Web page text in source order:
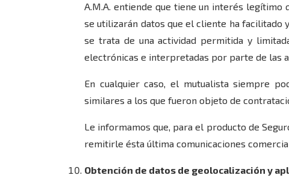
A.M.A. entiende que tiene un interés
se utilizarán datos que el cliente ha facilitado
se trata de una actividad permitida y
electrónicas e interpretadas por parte de las
En cualquier caso, el mutualista siempre
similares a los que fueron objeto de
Le informamos que, para el producto de
remitirle ésta última comunicaciones
Obtención de datos de geolocalización y